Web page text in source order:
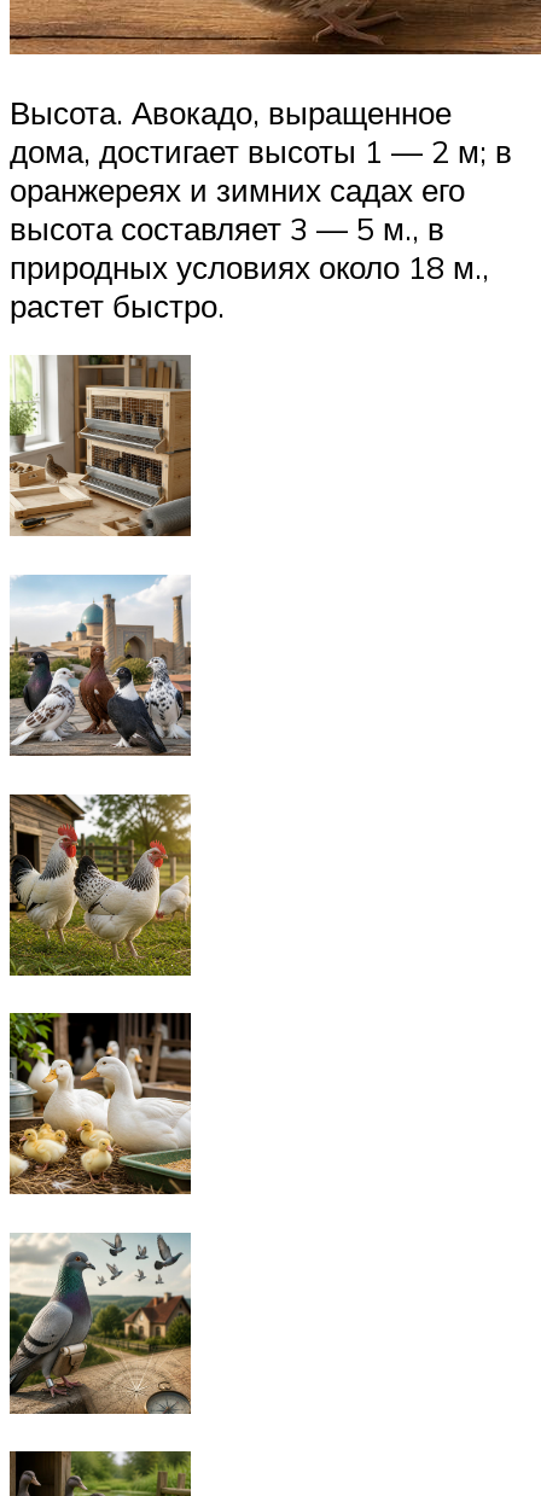
Высота. Авокадо, выращенное
дома, достигает высоты 1 — 2 м; в
оранжереях и зимних садах его
высота составляет 3 — 5 м., в
природных условиях около 18 м.,
растет быстро.